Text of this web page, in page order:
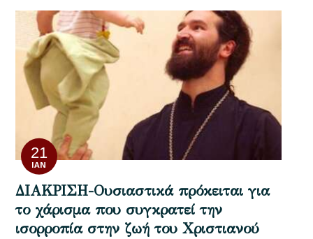
21
ΙΑΝ
ΔΙΑΚΡΙΣΗ-Ουσιαστικά πρόκειται για
το χάρισμα που συγκρατεί την
ισορροπία στην ζωή του Χριστιανού